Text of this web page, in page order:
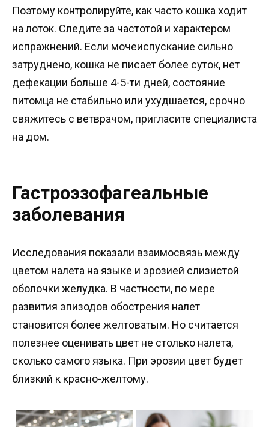
Поэтому контролируйте, как часто кошка ходит
на лоток. Следите за частотой и характером
испражнений. Если мочеиспускание сильно
затруднено, кошка не писает более суток, нет
дефекации больше 4-5-ти дней, состояние
питомца не стабильно или ухудшается, срочно
свяжитесь с ветврачом, пригласите специалиста
на дом.
Гастроэзофагеальные
заболевания
Исследования показали взаимосвязь между
цветом налета на языке и эрозией слизистой
оболочки желудка. В частности, по мере
развития эпизодов обострения налет
становится более желтоватым. Но считается
полезнее оценивать цвет не столько налета,
сколько самого языка. При эрозии цвет будет
близкий к красно-желтому.